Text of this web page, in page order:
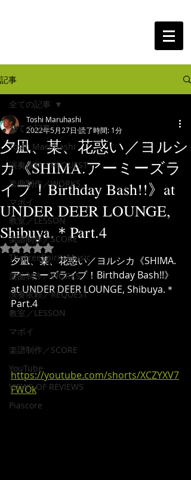
記事
全ての記事
Toshi Maruhashi
演奏依頼／REQUEST
楽曲制作／WORKS
マポイ
教室／LESSON
楽譜制作／SCORE
TheFreeSpiritsMusic
楽曲制作／WORKS
演奏依頼／REQUEST
教室／LESSON
マポイ
楽譜制作／SCORE
YouTube
VIEWS OF REVIEWS
Piascore
全ての記事
夕凪、某、花惑い／ヨルシ
カ《SHIMA.アーミーズラ
イブ！Birthday Bash!!》at
UNDER DEER LOUNGE,
Shibuya.＊Part.4
Toshi Maruhashi
2022年5月27日 読了時間: 1分
5つ星のうちNaNと評価されています。
夕凪、某、花惑い／ヨルシカ《SHIMA.
アーミーズライブ！Birthday Bash!!》
at UNDER DEER LOUNGE, Shibuya.＊
Part.4
https://youtube.com/shorts/XCZYXV7
FWOk